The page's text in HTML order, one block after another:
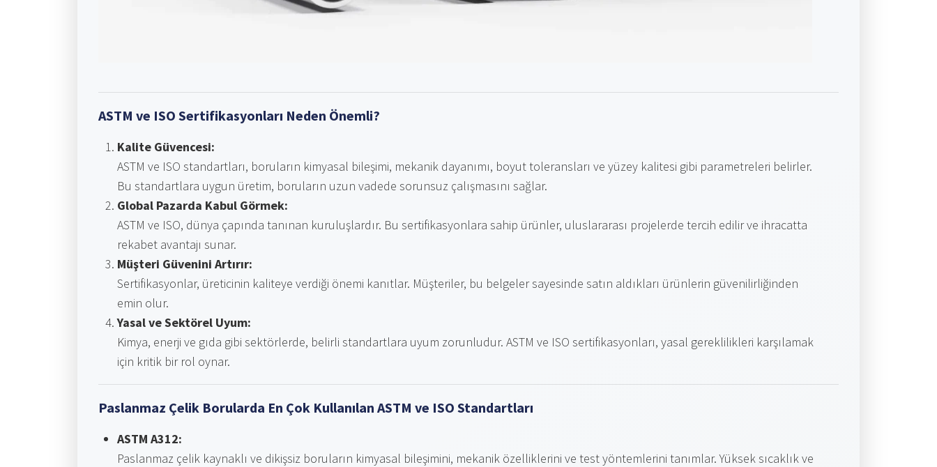
ASTM ve ISO Sertifikasyonları Neden Önemli?
Kalite Güvencesi:
ASTM ve ISO standartları, boruların kimyasal bileşimi, mekanik dayanımı, boyut toleransları ve yüzey kalitesi gibi parametreleri belirler.
Bu standartlara uygun üretim, boruların uzun vadede sorunsuz çalışmasını sağlar.
Global Pazarda Kabul Görmek:
ASTM ve ISO, dünya çapında tanınan kuruluşlardır. Bu sertifikasyonlara sahip ürünler, uluslararası projelerde tercih edilir ve ihracatta
rekabet avantajı sunar.
Müşteri Güvenini Artırır:
Sertifikasyonlar, üreticinin kaliteye verdiği önemi kanıtlar. Müşteriler, bu belgeler sayesinde satın aldıkları ürünlerin güvenilirliğinden
emin olur.
Yasal ve Sektörel Uyum:
Kimya, enerji ve gıda gibi sektörlerde, belirli standartlara uyum zorunludur. ASTM ve ISO sertifikasyonları, yasal gereklilikleri karşılamak
için kritik bir rol oynar.
Paslanmaz Çelik Borularda En Çok Kullanılan ASTM ve ISO Standartları
ASTM A312:
Paslanmaz çelik kaynaklı ve dikişsiz boruların kimyasal bileşimini, mekanik özelliklerini ve test yöntemlerini tanımlar. Yüksek sıcaklık ve